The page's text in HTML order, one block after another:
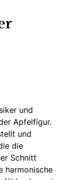
und
Apfelfigur.
und
die
Schnitt
harmonische